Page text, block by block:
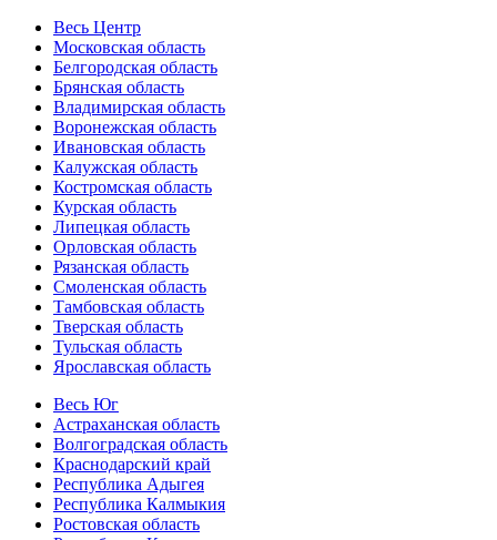
Весь Центр
Московская область
Белгородская область
Брянская область
Владимирская область
Воронежская область
Ивановская область
Калужская область
Костромская область
Курская область
Липецкая область
Орловская область
Рязанская область
Смоленская область
Тамбовская область
Тверская область
Тульская область
Ярославская область
Весь Юг
Астраханская область
Волгоградская область
Краснодарский край
Республика Адыгея
Республика Калмыкия
Ростовская область